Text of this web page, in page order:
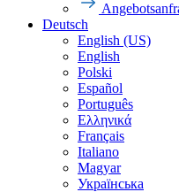
Deutsch
English (US)
English
Polski
Español
Português
Ελληνικά
Français
Italiano
Magyar
Українська